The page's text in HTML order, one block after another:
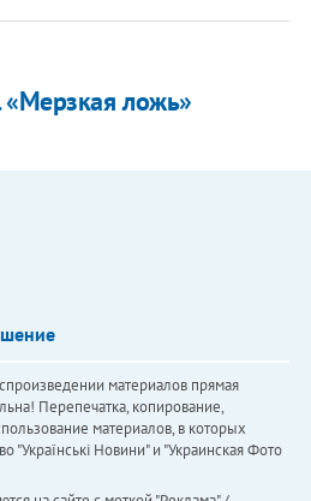
«Мерзкая ложь»
материалов прямая
Перепечатка, копирование,
материалов, в которых
"Українськi Новини" и "Украинская Фото